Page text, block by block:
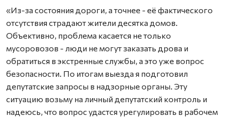
«Из-за состояния дороги, а точнее - её фактического
отсутствия страдают жители десятка домов.
Объективно, проблема касается не только
мусоровозов - люди не могут заказать дрова и
обратиться в экстренные службы, а это уже вопрос
безопасности. По итогам выезда я подготовил
депутатские запросы в надзорные органы. Эту
ситуацию возьму на личный депутатский контроль и
надеюсь, что вопрос удастся урегулировать в рабочем